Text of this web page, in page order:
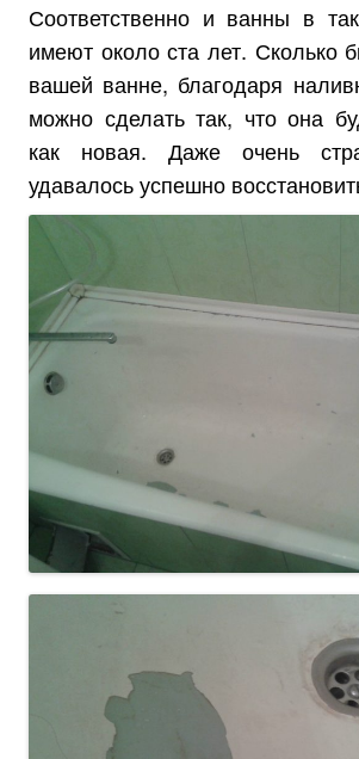
Соответственно и ванны в
имеют около ста лет. Сколько
вашей ванне, благодаря
можно сделать так, что она
как новая. Даже очень
удавалось успешно